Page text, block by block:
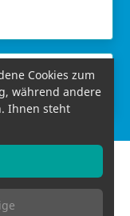
Cookies zum
während andere
Ihnen steht